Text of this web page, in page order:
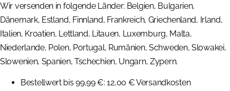
Wir versenden in folgende Länder: Belgien, Bulgarien,
Dänemark, Estland, Finnland, Frankreich, Griechenland, Irland,
Italien, Kroatien, Lettland, Litauen, Luxemburg, Malta,
Niederlande, Polen, Portugal, Rumänien, Schweden, Slowakei,
Slowenien, Spanien, Tschechien, Ungarn, Zypern.
Bestellwert bis 99,99 €: 12,00 € Versandkosten